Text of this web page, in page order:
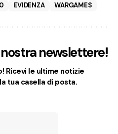
EVIDENZA WARGAMES
newslettere!
Ricevi le ultime notizie
tua casella di posta.